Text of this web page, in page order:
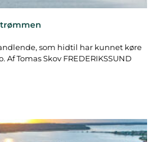
som hidtil har kunnet køre
Tomas Skov FREDERIKSSUND